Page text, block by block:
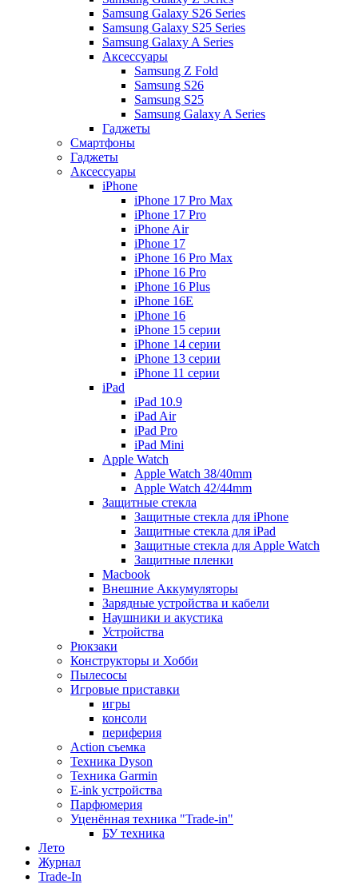
Samsung Galaxy S26 Series
Samsung Galaxy S25 Series
Samsung Galaxy A Series
Аксессуары
Samsung Z Fold
Samsung S26
Samsung S25
Samsung Galaxy A Series
Гаджеты
Смартфоны
Гаджеты
Аксессуары
iPhone
iPhone 17 Pro Max
iPhone 17 Pro
iPhone Air
iPhone 17
iPhone 16 Pro Max
iPhone 16 Pro
iPhone 16 Plus
iPhone 16E
iPhone 16
iPhone 15 серии
iPhone 14 серии
iPhone 13 серии
iPhone 11 серии
iPad
iPad 10.9
iPad Air
iPad Pro
iPad Mini
Apple Watch
Apple Watch 38/40mm
Apple Watch 42/44mm
Защитные стекла
Защитные стекла для iPhone
Защитные стекла для iPad
Защитные стекла для Apple Watch
Защитные пленки
Macbook
Внешние Аккумуляторы
Зарядные устройства и кабели
Наушники и акустика
Устройства
Рюкзаки
Конструкторы и Хобби
Пылесосы
Игровые приставки
игры
консоли
периферия
Action съемка
Техника Dyson
Техника Garmin
E-ink устройства
Парфюмерия
Уценённая техника "Trade-in"
БУ техника
Лето
Журнал
Trade-In